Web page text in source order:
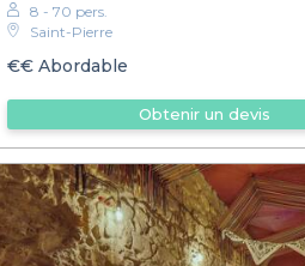
8 - 70 pers.
Saint-Pierre
€€Abordable
Obtenir un devis